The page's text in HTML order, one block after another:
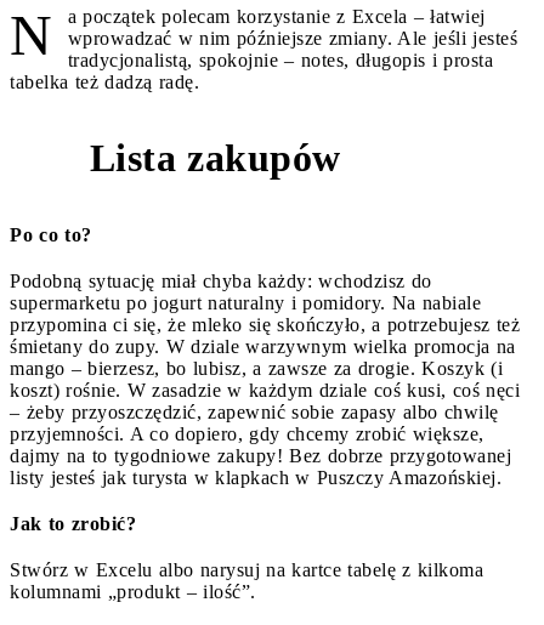
N
a początek polecam korzystanie z Excela – łatwiej
wprowadzać w nim późniejsze zmiany. Ale jeśli jesteś
tradycjonalistą, spokojnie – notes, długopis i prosta
tabelka też dadzą radę.
Lista zakupów
Po co to?
Podobną sytuację miał chyba każdy: wchodzisz do
supermarketu po jogurt naturalny i pomidory. Na nabiale
przypomina ci się, że mleko się skończyło, a potrzebujesz też
śmietany do zupy. W dziale warzywnym wielka promocja na
mango – bierzesz, bo lubisz, a zawsze za drogie. Koszyk (i
koszt) rośnie. W zasadzie w każdym dziale coś kusi, coś nęci
– żeby przyoszczędzić, zapewnić sobie zapasy albo chwilę
przyjemności. A co dopiero, gdy chcemy zrobić większe,
dajmy na to tygodniowe zakupy! Bez dobrze przygotowanej
listy jesteś jak turysta w klapkach w Puszczy Amazońskiej.
Jak to zrobić?
Stwórz w Excelu albo narysuj na kartce tabelę z kilkoma
kolumnami „produkt – ilość”.